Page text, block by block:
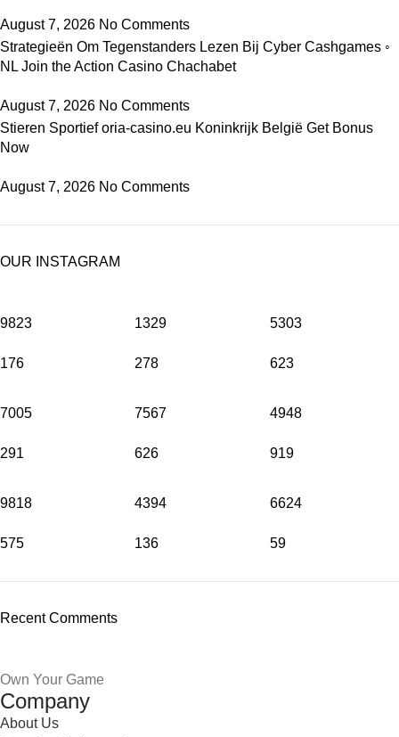
August 7, 2026 No Comments
Strategieën Om Tegenstanders Lezen Bij Cyber Cashgames ◦
NL Join the Action Casino Chachabet
August 7, 2026 No Comments
Stieren Sportief oria-casino.eu Koninkrijk België Get Bonus
Now
August 7, 2026 No Comments
OUR INSTAGRAM
9823
176
1329
278
5303
623
7005
291
7567
626
4948
919
9818
575
4394
136
6624
59
Recent Comments
Own Your Game
Company
About Us